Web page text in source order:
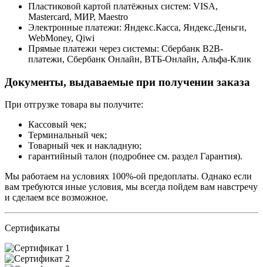
Пластиковой картой платёжных систем: VISA,
Mastercard, МИР, Maestrо
Электронные платежи: Яндекс.Касса, Яндекс.Деньги,
WebMoney, Qiwi
Прямые платежи через системы: Сбербанк B2B-
платежи, Сбербанк Онлайн, ВТБ-Онлайн, Альфа-Клик
Документы, выдаваемые при получении заказа
При отгрузке товара вы получите:
Кассовый чек;
Терминальный чек;
Товарный чек и накладную;
гарантийный талон (подробнее см. раздел Гарантия).
Мы работаем на условиях 100%-ой предоплаты. Однако если
вам требуются иные условия, мы всегда пойдем вам навстречу
и сделаем все возможное.
Сертификаты